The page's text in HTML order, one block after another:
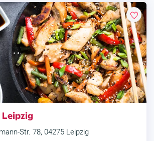
Str. 78, 04275 Leipzig